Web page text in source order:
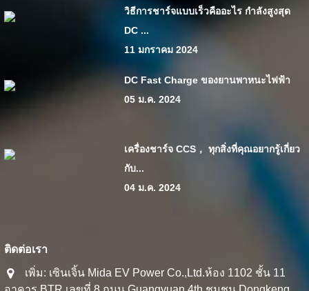
วิธีการชาร์จแบบเร็วคืออะไร กำลังสูงสุด
DC ...
11 มกราคม 2024
DC Fast Charge ของยานพาหนะไฟฟ้า
05 ม.ค. 2024
เครื่องชาร์จ CCS， ทุกสิ่งที่คุณอยากรู้เกี่ยว
กับ...
04 ม.ค. 2024
ติดต่อเรา
เพิ่ม: เซินเจิ้น Mida EV Power Co.,Ltd.ห้อง 1102 ชั้น 11